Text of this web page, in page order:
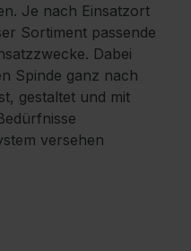
Je nach Einsatzort
Sortiment passende
Dabei
Spinde ganz nach
gestaltet und mit
versehen